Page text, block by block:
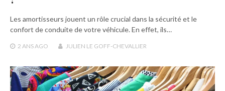
Les amortisseurs jouent un rôle crucial dans la sécurité et le
confort de conduite de votre véhicule. En effet, ils…
2 ANS AGO JULIEN LE GOFF-CHEVALLIER